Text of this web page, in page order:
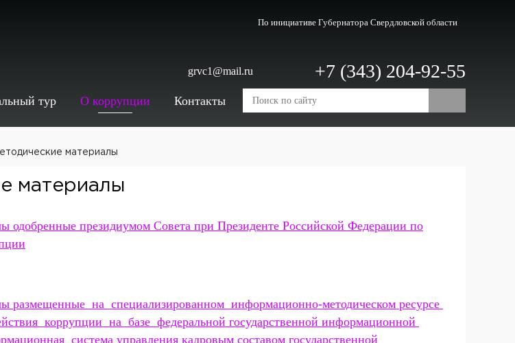
По инициативе Губернатора Свердловской области
grvc1@mail.ru +7 (343) 204-92-55
тур О коррупции Контакты
материалы
материалы
одобренные президиумом Совета при Президенте Российской Федерации по
размещенные на специализированном информационно-методическом ресурсе
коррупции на базе федеральной государственной информационной
система управления кадровым составом государственной